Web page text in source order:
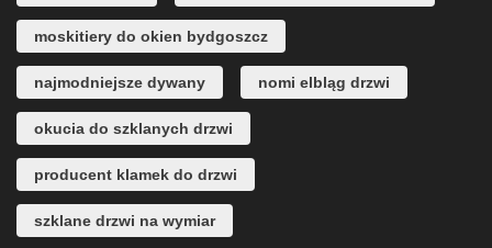
moskitiery do okien bydgoszcz
najmodniejsze dywany nomi elbląg drzwi
okucia do szklanych drzwi
producent klamek do drzwi
szklane drzwi na wymiar